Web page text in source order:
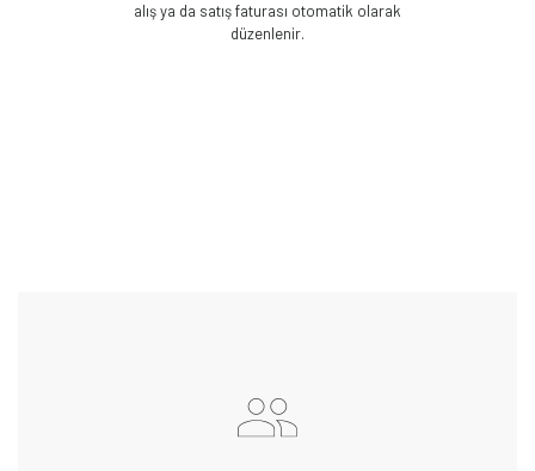
alış ya da satış faturası otomatik olarak
düzenlenir.